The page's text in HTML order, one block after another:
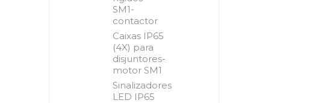
SM1-
contactor
Caixas IP65
(4X) para
disjuntores-
motor SM1
Sinalizadores
LED IP65